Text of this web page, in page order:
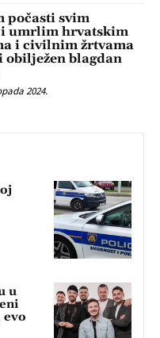
počasti svim
umrlim hrvatskim
i civilnim žrtvama
blagdan
2024.
u
evo